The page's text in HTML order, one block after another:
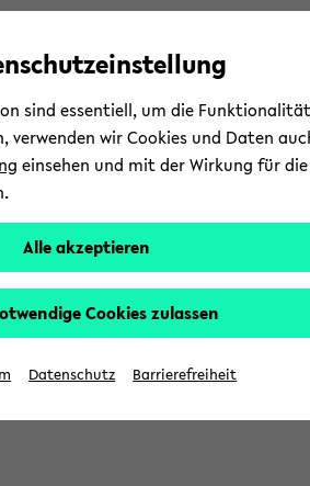
Automatische
vermeiden
zum
wechseln
zum
wechseln
zum
wechseln
sind essentiell, um die
verwenden wir Cookies und Daten
einsehen und mit der Wirkung für
Alle akzeptieren
Cookies zulassen
Datenschutz Barrierefreiheit